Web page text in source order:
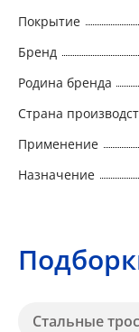
Покрытие
Бренд
Родина бренда
Страна
Применение
Назначение
Стальные